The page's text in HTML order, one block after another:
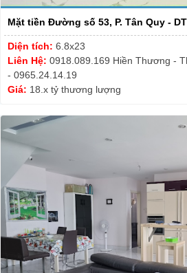
Mặt tiền Đường số 53, P. Tân Quy -
Diện tích: 6.8x23
Liên Hệ: 0918.089.169 Hiền Thương -
- 0965.24.14.19
Giá: 18.x tỷ thương lượng